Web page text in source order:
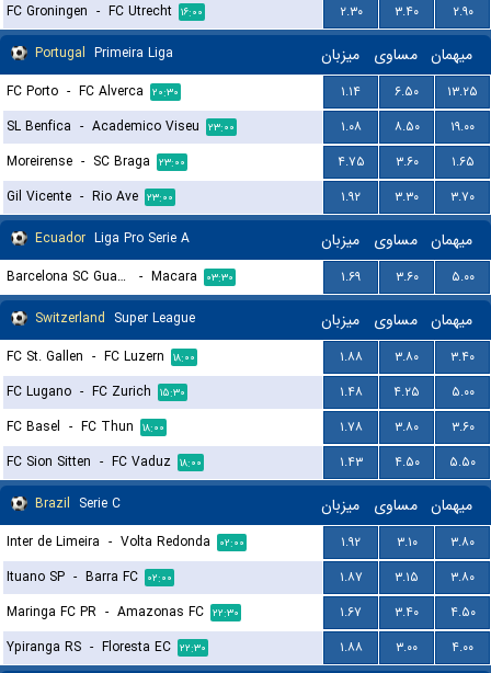
FC Groningen - FC Utrecht ۱۶:۰۰ ۲.۳۰ ۳.۴۰
۲.۹۰
Portugal Primeira Liga میزبان مساوی میهمان
FC Porto - FC Alverca ۲۰:۳۰ ۱.۱۴ ۶.۵۰
۱۳.۲۵
SL Benfica - Academico Viseu ۲۳:۰۰ ۱.۰۸ ۸.۵۰
۱۹.۰۰
Moreirense - SC Braga ۲۳:۰۰ ۴.۷۵ ۳.۶۰
۱.۶۵
Gil Vicente - Rio Ave ۲۳:۰۰ ۱.۹۲ ۳.۳۰
۳.۷۰
Ecuador Liga Pro Serie A میزبان مساوی میهمان
Barcelona SC Guayaquil - Macara ۰۳:۳۰ ۱.۶۹ ۳.۶۰
۵.۰۰
Switzerland Super League میزبان مساوی میهمان
FC St. Gallen - FC Luzern ۱۸:۰۰ ۱.۸۸ ۳.۸۰
۳.۴۰
FC Lugano - FC Zurich ۱۵:۳۰ ۱.۴۸ ۴.۲۵
۵.۰۰
FC Basel - FC Thun ۱۸:۰۰ ۱.۷۸ ۳.۸۰
۳.۶۰
FC Sion Sitten - FC Vaduz ۱۸:۰۰ ۱.۴۳ ۴.۵۰
۵.۵۰
Brazil Serie C میزبان مساوی میهمان
Inter de Limeira - Volta Redonda ۰۲:۰۰ ۱.۹۲ ۳.۱۰
۳.۸۰
Ituano SP - Barra FC ۰۲:۰۰ ۱.۸۷ ۳.۱۵
۳.۸۰
Maringa FC PR - Amazonas FC ۲۲:۳۰ ۱.۶۷ ۳.۴۰
۴.۵۰
Ypiranga RS - Floresta EC ۲۲:۳۰ ۱.۸۸ ۳.۰۰
۴.۰۰